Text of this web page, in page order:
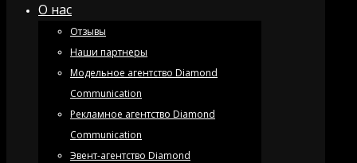
О нас
Отзывы
Наши партнеры
Модельное агентство Diamond
Communication
Рекламное агентство Diamond
Communication
Эвент-агентство Diamond